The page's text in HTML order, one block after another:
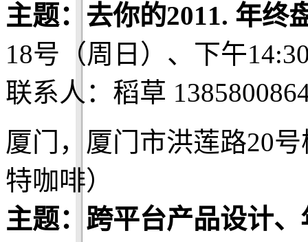
主题：去你的2011. 年终
18号（周日）、下午
联系人：稻草
厦门，厦门市洪莲路20
特咖啡）
主题：跨平台产品设计